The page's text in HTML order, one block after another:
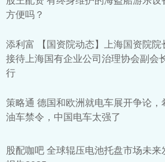
方便吗？
添利富 【国资院动态】上海国资院院
接待上海国有企业公司治理协会副会
行
策略通 德国和欧洲就电车展开争论，
油车禁令，中国电车太强了
股配咖吧 全球辊压电池托盘市场未来